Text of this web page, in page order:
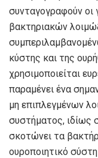
συνταγογραφούν οι
βακτηριακών
κύστης και της
χρησιμοποιείται
παραμένει ένα
μη επιπλεγμένων
συστήματος, ιδίως
σκοτώνει τα
ουροποιητικό